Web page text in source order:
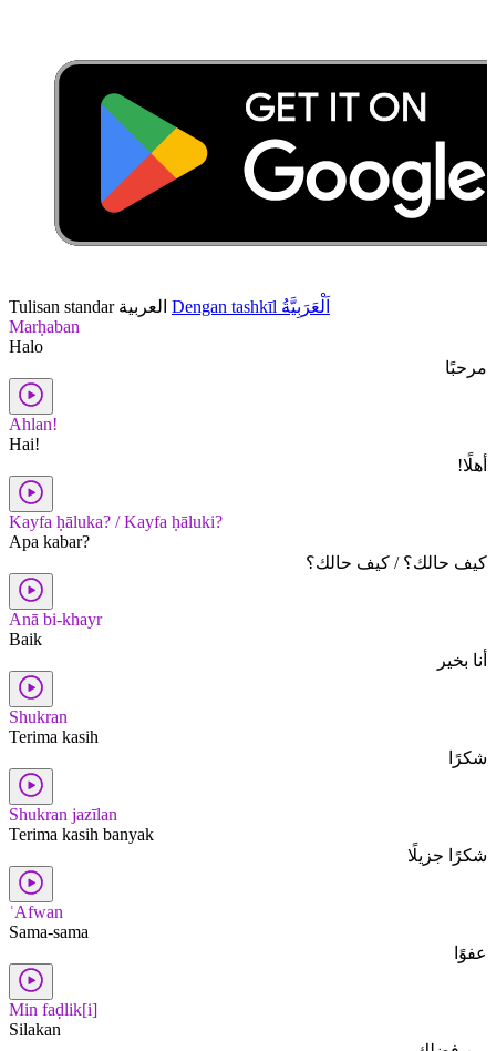
Tulisan standar العربية Dengan tashkīl اَلْعَرَبِيَّةُ
Marḥaban
Halo
مرحبًا
Ahlan!
Hai!
أهلًا!
Kayfa ḥāluka? / Kayfa ḥāluki?
Apa kabar?
كيف حالك؟ / كيف حالك؟
Anā bi-khayr
Baik
أنا بخير
Shukran
Terima kasih
شكرًا
Shukran jazīlan
Terima kasih banyak
شكرًا جزيلًا
ʿAfwan
Sama-sama
عفوًا
Min faḍlik[i]
Silakan